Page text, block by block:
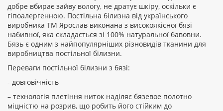
добре вбирає зайву вологу, не дратує шкіру, оскільки є
гіпоалергенною. Постільна білизна від українського
виробника ТМ Ярослав виконана з високоякісної бязі
набивної, яка складається зі 100% натуральної бавовни.
Бязь є одним з найпопулярніших різновидів тканини для
виробництва постільної білизни.
Переваги постільної білизни з бязі:
- довговічність
– технологія плетіння ниток наділяє бязевое полотно
міцністю на розрив, що робить його стійким до
ПРОДОВЖИТИ